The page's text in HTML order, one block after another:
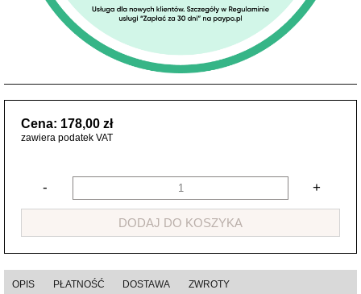
Cena: 178,00 zł
zawiera podatek VAT
- +
DODAJ DO KOSZYKA
OPIS PŁATNOŚĆ DOSTAWA ZWROTY